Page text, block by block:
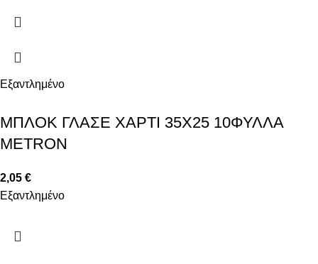
Εξαντλημένο
ΜΠΛΟΚ ΓΛΑΣΕ ΧΑΡΤΙ 35Χ25 10ΦΥΛΛΑ
METRON
2,05 €
Εξαντλημένο